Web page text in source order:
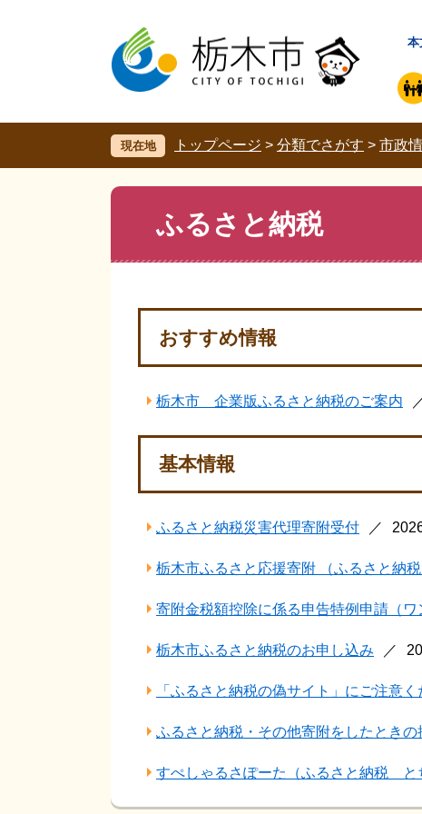
で
ば
本
現在地 トップページ > 分類でさがす > 市政
ふるさと納税
おすすめ情報
栃木市 企業版ふるさと納税のご案内
基本情報
ふるさと納税災害代理寄附受付
栃木市ふるさと応援寄附 （ふるさと納
寄附金税額控除に係る申告特例申請（
栃木市ふるさと納税のお申し込み
「ふるさと納税の偽サイト」にご注意く
ふるさと納税・その他寄附をしたときの
すぺしゃるさぽーた（ふるさと納税 と